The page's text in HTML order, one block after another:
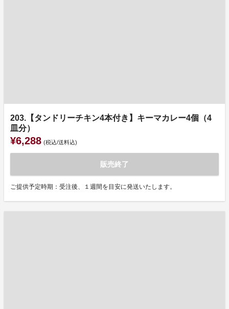
203.【タンドリーチキン4本付き】キーマカレー4個（4
皿分）
¥6,288 (税込/送料込)
販売終了
ご提供予定時期：受注後、１週間を目安に発送いたします。